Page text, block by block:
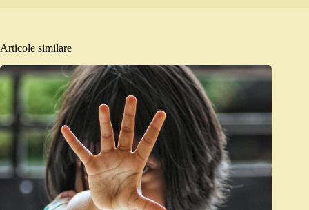
Articole similare